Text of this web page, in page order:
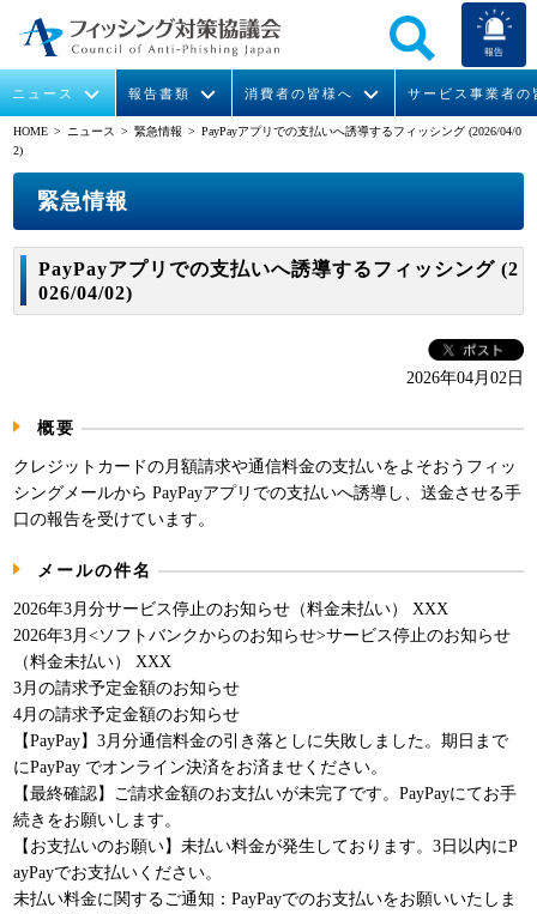
報告
ニュース
イベント
報告書類
月次報告書
消費者の皆様へ
フィッシングの報告
サービス事業者の
STOP. THINK. CONNECT.
運営委員紹介
入会案内
HOME > ニュース >緊急情報 > PayPayアプリでの支払いへ誘導するフィッシング (2026/04/0
2)
緊急情報
PayPayアプリでの支払いへ誘導するフィッシング (2
026/04/02)
2026年04月02日
概要
クレジットカードの月額請求や通信料金の支払いをよそおうフィッ
シングメールから PayPayアプリでの支払いへ誘導し、送金させる手
口の報告を受けています。
メールの件名
2026年3月分サービス停止のお知らせ（料金未払い） XXX
2026年3月<ソフトバンクからのお知らせ>サービス停止のお知らせ
（料金未払い） XXX
3月の請求予定金額のお知らせ
4月の請求予定金額のお知らせ
【PayPay】3月分通信料金の引き落としに失敗しました。期日まで
にPayPay でオンライン決済をお済ませください。
【最終確認】ご請求金額のお支払いが未完了です。PayPayにてお手
続きをお願いします。
【お支払いのお願い】未払い料金が発生しております。3日以内にP
ayPayでお支払いください。
未払い料金に関するご通知：PayPayでのお支払いをお願いいたしま